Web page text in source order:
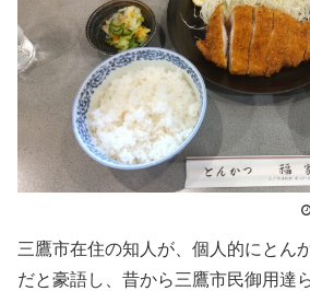
三鷹市在住の知人が、個人的にとん
だと豪語し、昔から三鷹市民御用達